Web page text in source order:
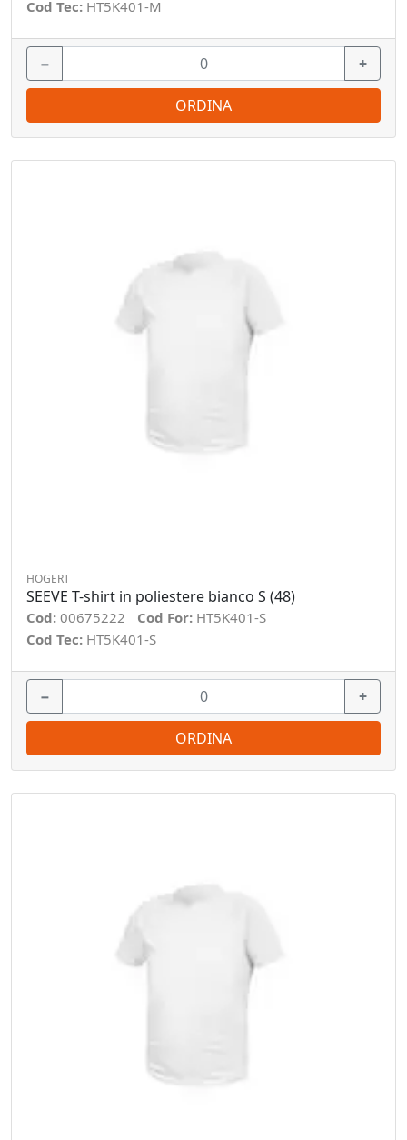
Cod Tec: HT5K401-M
− +
ORDINA
HOGERT
SEEVE T-shirt in poliestere bianco S (48)
Cod: 00675222 Cod For: HT5K401-S
Cod Tec: HT5K401-S
− +
ORDINA